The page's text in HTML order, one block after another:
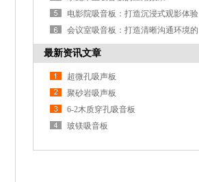
电影院吸音板：打造沉浸式观影体验
的关键因素
会议室吸音板：打造清晰沟通环境的
必要配置
最新资讯文章
超微孔吸声板
聚砂岩吸声板
6-2木质穿孔吸音板
玻镁吸音板